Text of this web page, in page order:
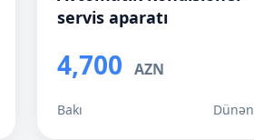
servis aparatı
4,700 AZN
Bakı Dünən